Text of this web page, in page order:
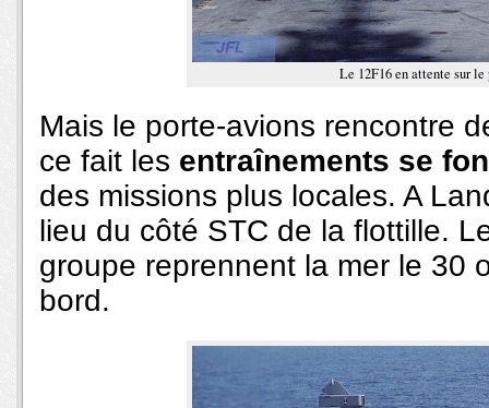
Le 12F16 en attente sur le
Mais le porte-avions rencontre
ce fait les entraînements se
des missions plus locales. A
lieu du côté STC de la flottille.
groupe reprennent la mer le 30
bord.